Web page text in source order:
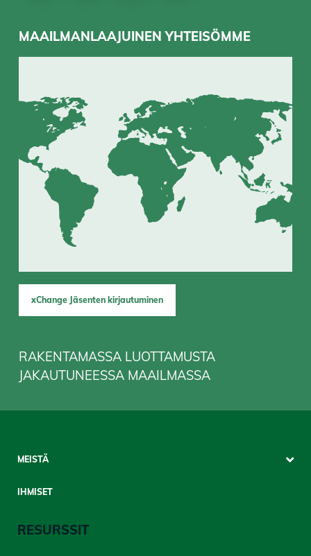
MAAILMANLAAJUINEN YHTEISÖMME
xChange Jäsenten kirjautuminen
RAKENTAMASSA LUOTTAMUSTA
JAKAUTUNEESSA MAAILMASSA
Sitemap
MEISTÄ
IHMISET
RESURSSIT